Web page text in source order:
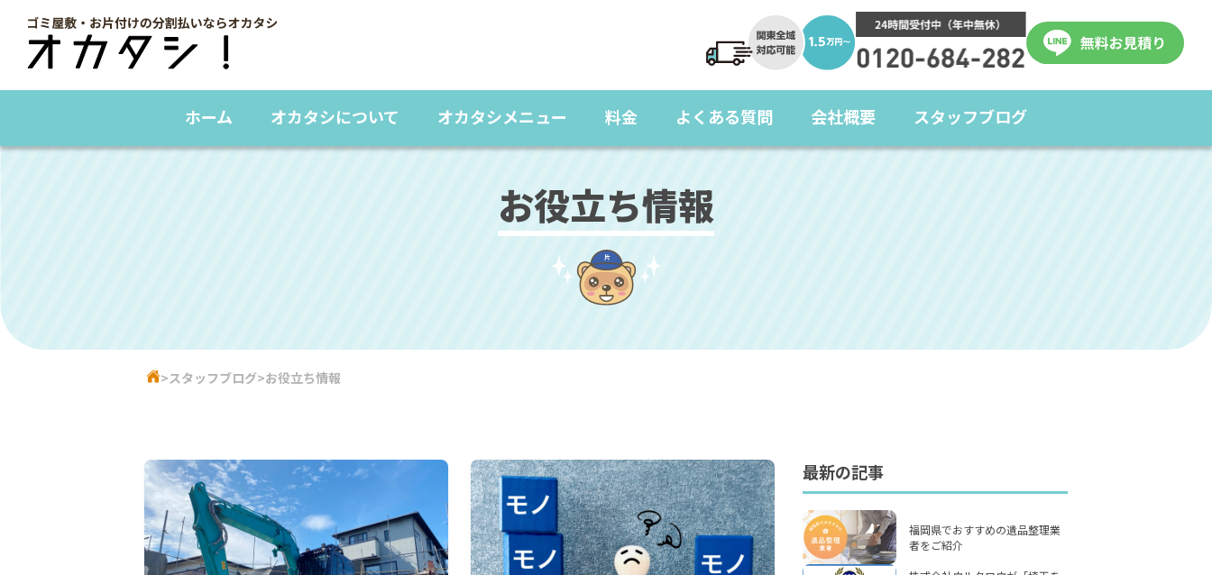
ホーム オカタシについて オカタシメニュー 料金 よくある質問 会社概要 スタッフブログ
お役立ち情報
スタッフブログ お役立ち情報
最新の記事
福岡県でおすすめの遺品整理業
者をご紹介